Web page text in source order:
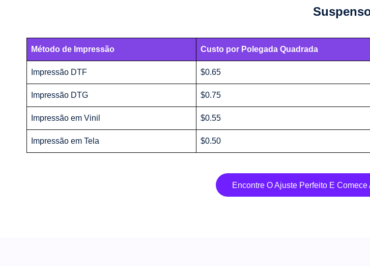
Método de Impressão Custo por Polegada Quadrada
Impressão DTF $0.65
Impressão DTG $0.75
Impressão em Vinil $0.55
Impressão em Tela $0.50
Encontre O Ajuste Perfeito E